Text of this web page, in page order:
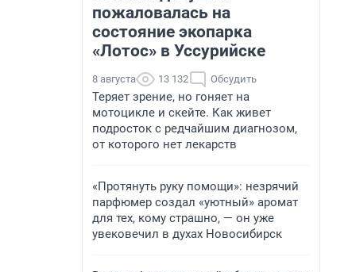
пожаловалась на
состояние экопарка
«Лотос» в Уссурийске
8 августа 13 132 Обсудить
Теряет зрение, но гоняет на
мотоцикле и скейте. Как живет
подросток с редчайшим диагнозом,
от которого нет лекарств
«Протянуть руку помощи»: незрячий
парфюмер создал «уютный» аромат
для тех, кому страшно, — он уже
увековечил в духах Новосибирск